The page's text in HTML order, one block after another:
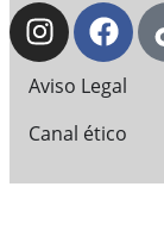
Aviso Legal
Canal ético